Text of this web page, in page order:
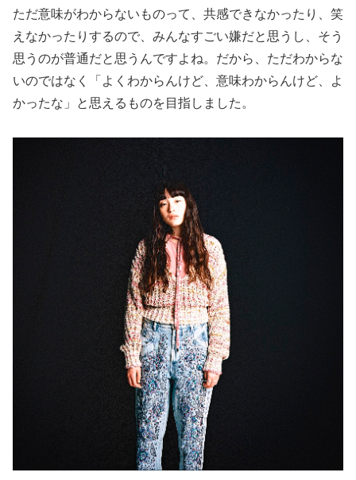
ただ意味がわからないものって、共感できなかったり、笑
えなかったりするので、みんなすごい嫌だと思うし、そう
思うのが普通だと思うんですよね。だから、ただわからな
いのではなく「よくわからんけど、意味わからんけど、よ
かったな」と思えるものを目指しました。